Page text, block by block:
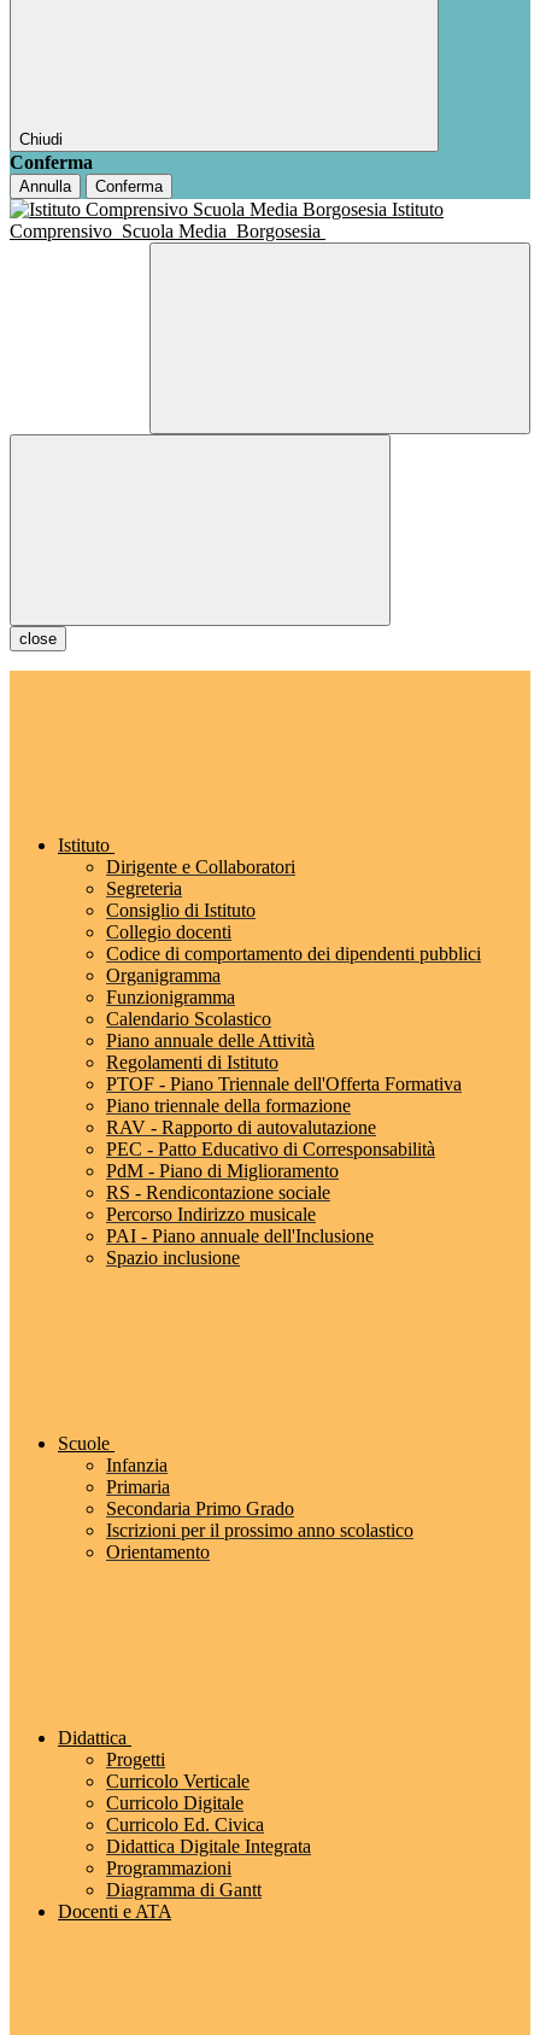
Chiudi
Conferma
Annulla Conferma
Istituto
Comprensivo Scuola Media Borgosesia
close
Istituto
Dirigente e Collaboratori
Segreteria
Consiglio di Istituto
Collegio docenti
Codice di comportamento dei dipendenti pubblici
Organigramma
Funzionigramma
Calendario Scolastico
Piano annuale delle Attività
Regolamenti di Istituto
PTOF - Piano Triennale dell'Offerta Formativa
Piano triennale della formazione
RAV - Rapporto di autovalutazione
PEC - Patto Educativo di Corresponsabilità
PdM - Piano di Miglioramento
RS - Rendicontazione sociale
Percorso Indirizzo musicale
PAI - Piano annuale dell'Inclusione
Spazio inclusione
Scuole
Infanzia
Primaria
Secondaria Primo Grado
Iscrizioni per il prossimo anno scolastico
Orientamento
Didattica
Progetti
Curricolo Verticale
Curricolo Digitale
Curricolo Ed. Civica
Didattica Digitale Integrata
Programmazioni
Diagramma di Gantt
Docenti e ATA